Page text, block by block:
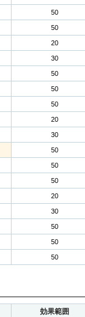
50
50
20
30
50
50
50
20
30
50
50
50
20
30
50
50
50
効果範囲